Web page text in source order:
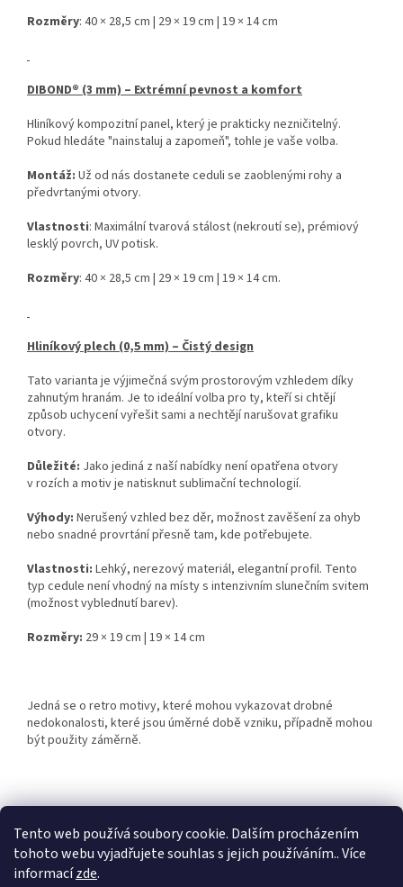
Tento web používá soubory cookie. Dalším procházením
tohoto webu vyjadřujete souhlas s jejich používáním.. Více
informacízde.
Rozměry: 40 × 28,5 cm | 29 × 19 cm | 19 × 14 cm
DIBOND® (3 mm) – Extrémní pevnost a komfort
Hliníkový kompozitní panel, který je prakticky nezničitelný.
Pokud hledáte "nainstaluj a zapomeň", tohle je vaše volba.
Montáž: Už od nás dostanete ceduli se zaoblenými rohy a
předvrtanými otvory.
Vlastnosti: Maximální tvarová stálost (nekroutí se), prémiový
lesklý povrch, UV potisk.
Rozměry: 40 × 28,5 cm | 29 × 19 cm | 19 × 14 cm.
Hliníkový plech (0,5 mm) – Čistý design
Tato varianta je výjimečná svým prostorovým vzhledem díky
zahnutým hranám. Je to ideální volba pro ty, kteří si chtějí
způsob uchycení vyřešit sami a nechtějí narušovat grafiku
otvory.
Důležité: Jako jediná z naší nabídky není opatřena otvory
v rozích a motiv je natisknut sublimační technologií.
Výhody: Nerušený vzhled bez děr, možnost zavěšení za ohyb
nebo snadné provrtání přesně tam, kde potřebujete.
Vlastnosti: Lehký, nerezový materiál, elegantní profil. Tento
typ cedule není vhodný na místy s intenzivním slunečním svitem
(možnost vyblednutí barev).
Rozměry: 29 × 19 cm | 19 × 14 cm
Jedná se o retro motivy, které mohou vykazovat drobné
nedokonalosti, které jsou úměrné době vzniku, případně mohou
být použity záměrně.
Z
Retro-Darky.cz Krowki.cz